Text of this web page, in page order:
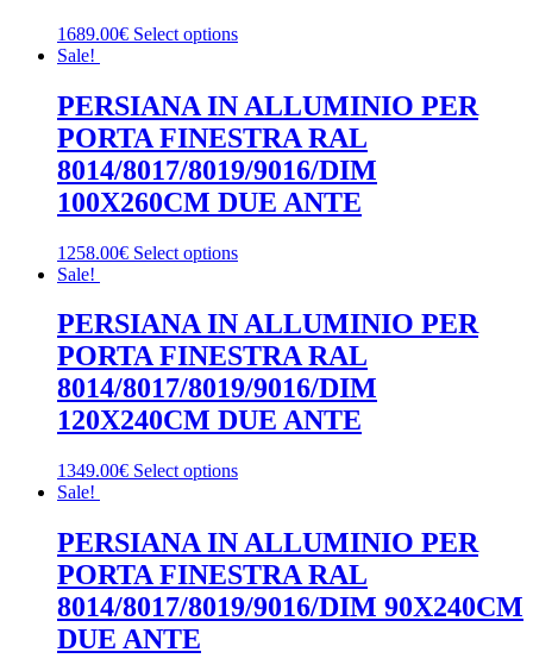
1689.00€ Select options
Sale!
PERSIANA IN ALLUMINIO PER
PORTA FINESTRA RAL
8014/8017/8019/9016/DIM
100X260CM DUE ANTE
1258.00€ Select options
Sale!
PERSIANA IN ALLUMINIO PER
PORTA FINESTRA RAL
8014/8017/8019/9016/DIM
120X240CM DUE ANTE
1349.00€ Select options
Sale!
PERSIANA IN ALLUMINIO PER
PORTA FINESTRA RAL
8014/8017/8019/9016/DIM 90X240CM
DUE ANTE